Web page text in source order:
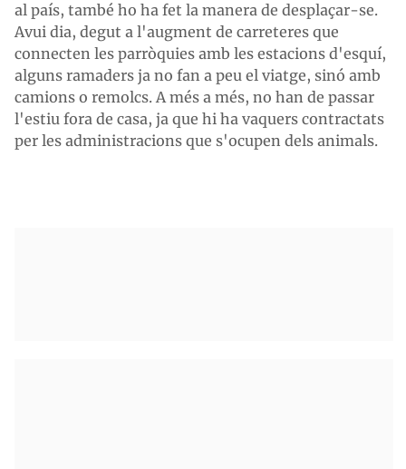
al país, també ho ha fet la manera de desplaçar-se.
Avui dia, degut a l'augment de carreteres que
connecten les parròquies amb les estacions d'esquí,
alguns ramaders ja no fan a peu el viatge, sinó amb
camions o remolcs. A més a més, no han de passar
l'estiu fora de casa, ja que hi ha vaquers contractats
per les administracions que s'ocupen dels animals.